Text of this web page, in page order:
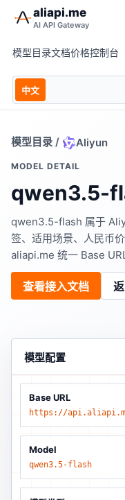
aliapi.me
AI API Gateway
模型目录文档价格控制台
中文
模型目录 / Aliyun
MODEL DETAIL
qwen3.5-
qwen3.5-flash 属于
签、适用场景、人民币
aliapi.me 统一 Base
查看接入文档
模型配置
Base URL
https://
Model
qwen3.5-flash